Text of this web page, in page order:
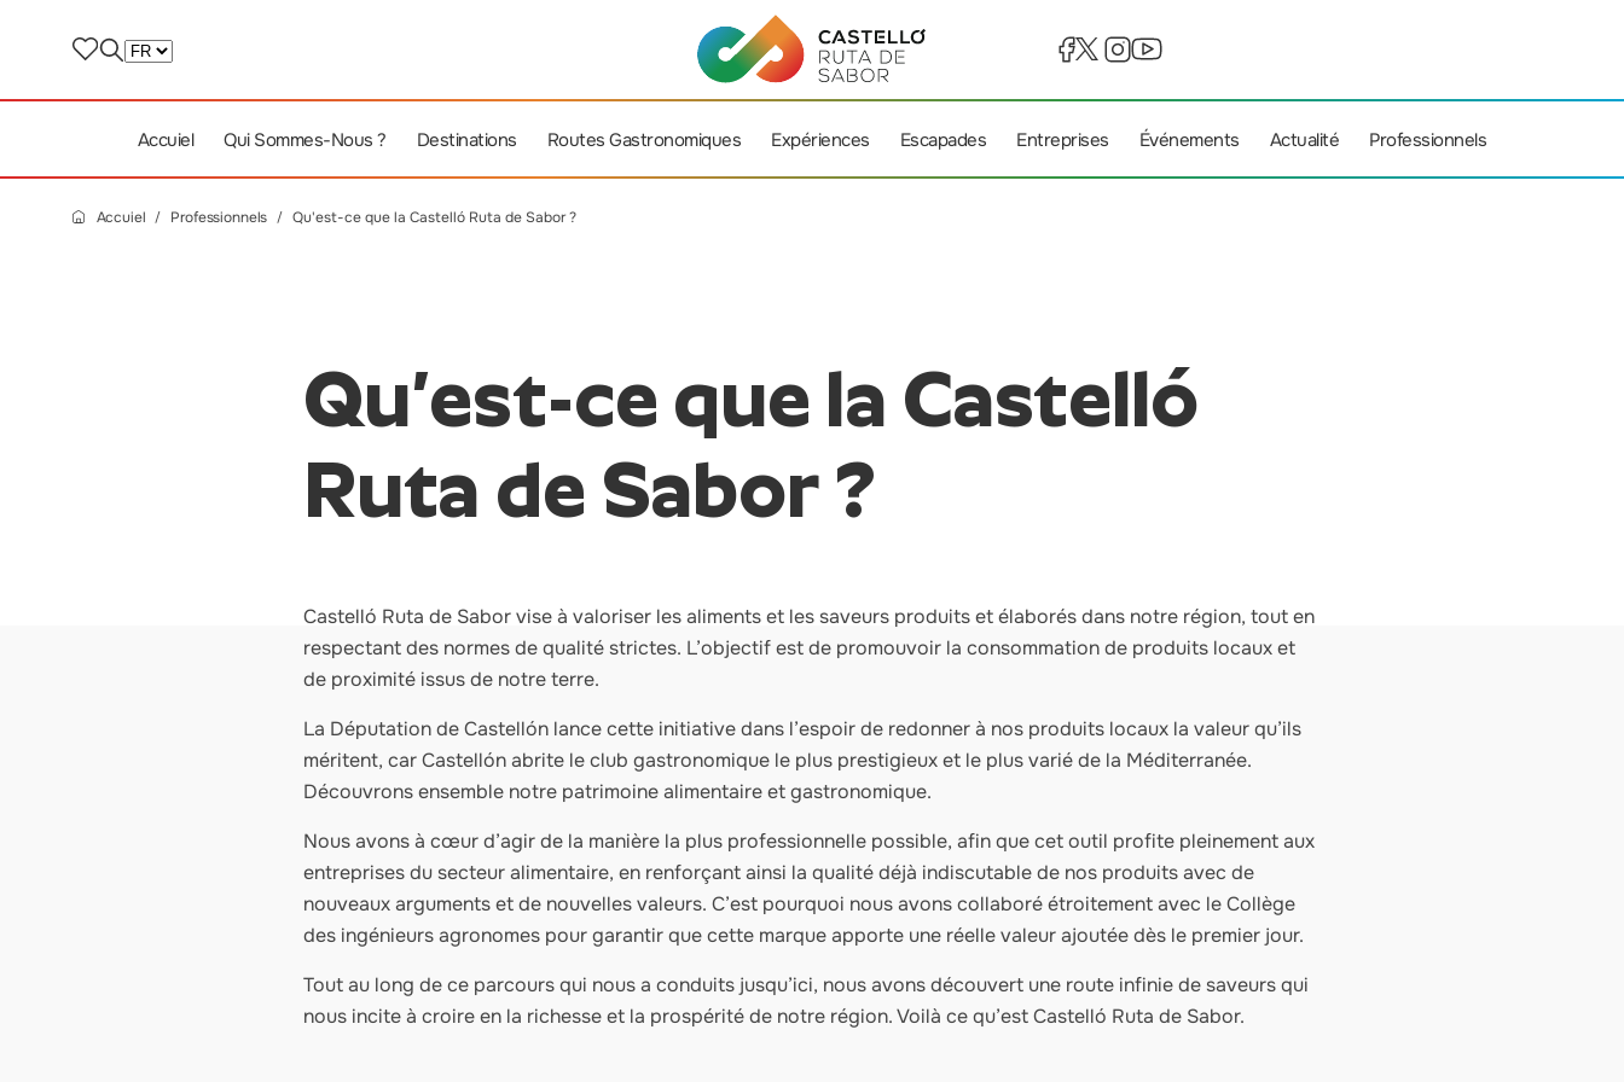
Accuiel Qui Sommes-Nous ? Destinations Routes Gastronomiques Expériences Escapades Entreprises Événements Actualité Professionnels
Accuiel Professionnels Qu'est-ce que la Castelló Ruta de Sabor ?
Qu’est-ce que la Castelló
Ruta de Sabor ?
Castelló Ruta de Sabor vise à valoriser les aliments et les saveurs produits et élaborés dans notre région, tout en
respectant des normes de qualité strictes. L’objectif est de promouvoir la consommation de produits locaux et
de proximité issus de notre terre.
La Députation de Castellón lance cette initiative dans l’espoir de redonner à nos produits locaux la valeur qu’ils
méritent, car Castellón abrite le club gastronomique le plus prestigieux et le plus varié de la Méditerranée.
Découvrons ensemble notre patrimoine alimentaire et gastronomique.
Nous avons à cœur d’agir de la manière la plus professionnelle possible, afin que cet outil profite pleinement aux
entreprises du secteur alimentaire, en renforçant ainsi la qualité déjà indiscutable de nos produits avec de
nouveaux arguments et de nouvelles valeurs. C’est pourquoi nous avons collaboré étroitement avec le Collège
des ingénieurs agronomes pour garantir que cette marque apporte une réelle valeur ajoutée dès le premier jour.
Tout au long de ce parcours qui nous a conduits jusqu’ici, nous avons découvert une route infinie de saveurs qui
nous incite à croire en la richesse et la prospérité de notre région. Voilà ce qu’est Castelló Ruta de Sabor.